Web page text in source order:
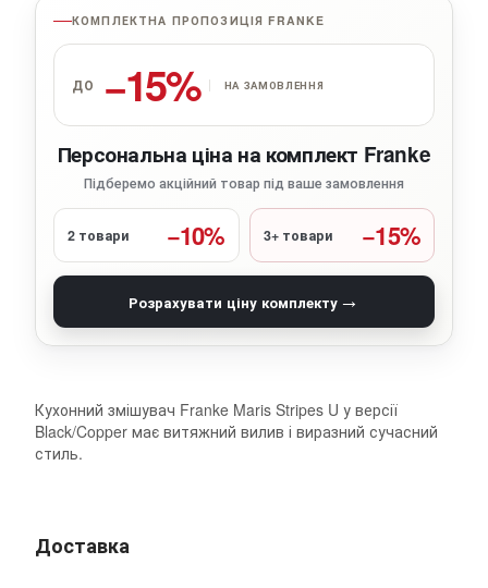
КОМПЛЕКТНА ПРОПОЗИЦІЯ FRANKE
ДО −15% НА ЗАМОВЛЕННЯ
Персональна ціна на комплект Franke
Підберемо акційний товар під ваше замовлення
2 товари −10% 3+ товари −15%
Розрахувати ціну комплекту →
Кухонний змішувач Franke Maris Stripes U у версії
Black/Copper має витяжний вилив і виразний сучасний
стиль.
Доставка